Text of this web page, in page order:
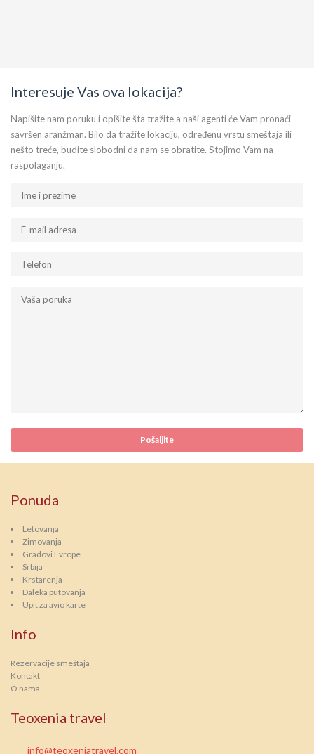
Interesuje Vas ova lokacija?
Napišite nam poruku i opišite šta tražite a naši agenti će Vam pronaći
savršen aranžman. Bilo da tražite lokaciju, određenu vrstu smeštaja ili
nešto treće, budite slobodni da nam se obratite. Stojimo Vam na
raspolaganju.
Ponuda
Letovanja
Zimovanja
Gradovi Evrope
Srbija
Krstarenja
Daleka putovanja
Upit za avio karte
Info
Rezervacije smeštaja
Kontakt
O nama
Teoxenia travel
info@teoxeniatravel.com